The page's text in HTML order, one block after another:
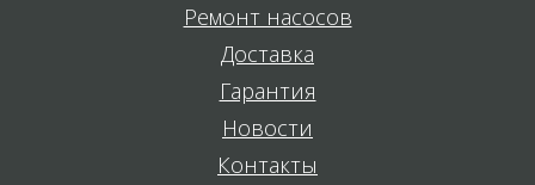
Ремонт насосов
Доставка
Гарантия
Новости
Контакты